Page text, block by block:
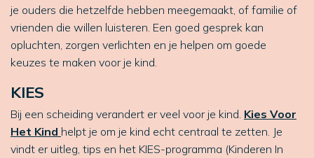
je ouders die hetzelfde hebben meegemaakt, of familie of
vrienden die willen luisteren. Een goed gesprek kan
opluchten, zorgen verlichten en je helpen om goede
keuzes te maken voor je kind.
KIES
Bij een scheiding verandert er veel voor je kind. Kies Voor
Het Kind helpt je om je kind echt centraal te zetten. Je
vindt er uitleg, tips en het KIES-programma (Kinderen In